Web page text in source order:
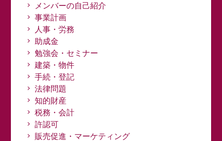
メンバーの自己紹介
事業計画
人事・労務
助成金
勉強会・セミナー
建築・物件
手続・登記
法律問題
知的財産
税務・会計
許認可
販売促進・マーケティング